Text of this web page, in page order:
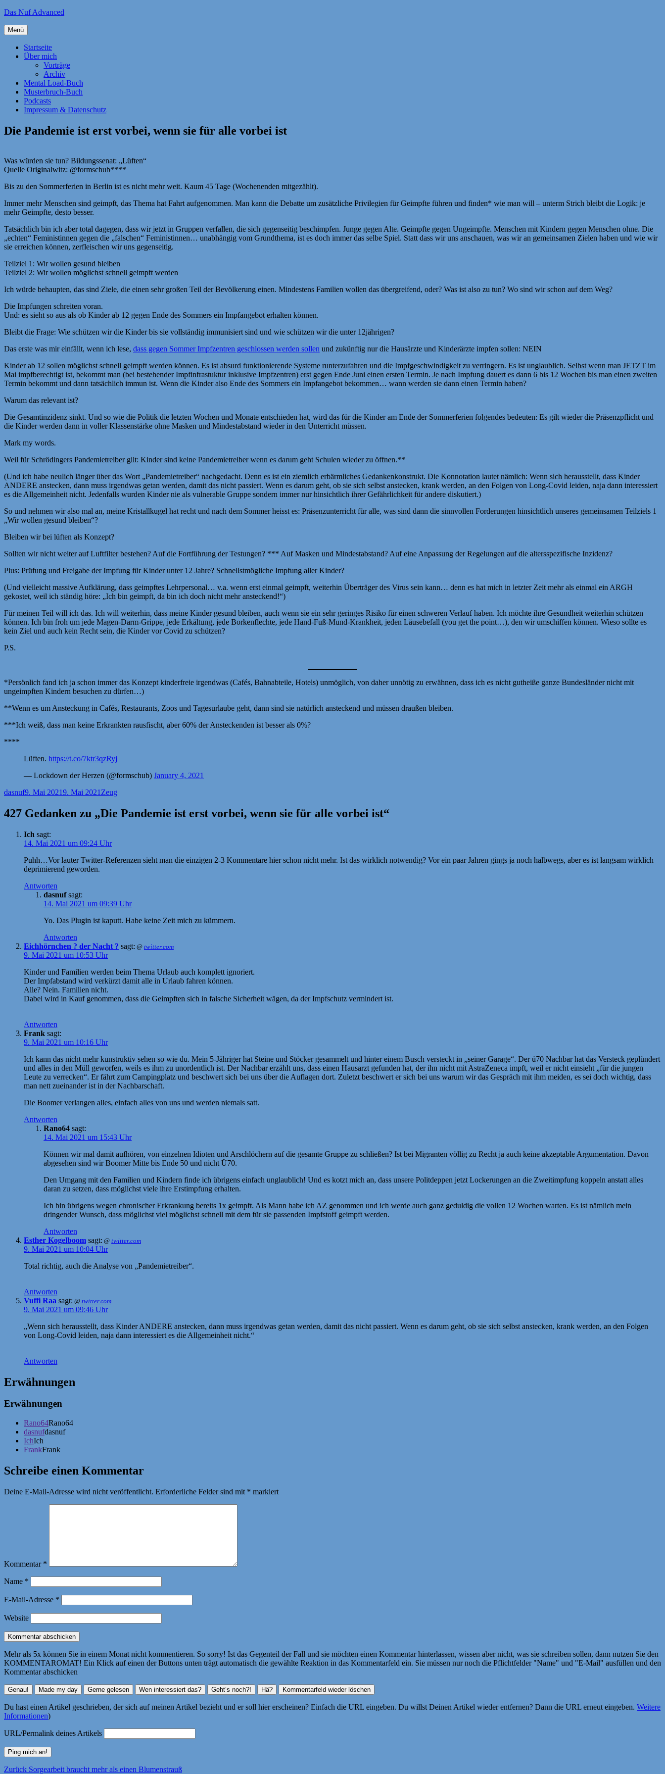
Zum
springen
Das Nuf Advanced
Menü
Startseite
Über mich
Vorträge
Archiv
Mental Load-Buch
Musterbruch-Buch
Podcasts
Impressum & Datenschutz
Die Pandemie ist erst vorbei, wenn sie für alle vorbei ist
Was würden sie tun? Bildungssenat: „Lüften“
Quelle Originalwitz: @formschub****
Bis zu den Sommerferien in Berlin ist es nicht mehr weit. Kaum 45 Tage (Wochenenden mitgezählt).
Immer mehr Menschen sind geimpft, das Thema hat Fahrt aufgenommen. Man kann die Debatte um zusätzliche Privilegien für Geimpfte führen und finden* wie man will – unterm Strich bleibt die Logik: je
mehr Geimpfte, desto besser.
Tatsächlich bin ich aber total dagegen, dass wir jetzt in Gruppen verfallen, die sich gegenseitig beschimpfen. Junge gegen Alte. Geimpfte gegen Ungeimpfte. Menschen mit Kindern gegen Menschen ohne. Die
„echten“ Feministinnen gegen die „falschen“ Feministinnen… unabhängig vom Grundthema, ist es doch immer das selbe Spiel. Statt dass wir uns anschauen, was wir an gemeinsamen Zielen haben und wie wir
sie erreichen können, zerfleischen wir uns gegenseitig.
Teilziel 1: Wir wollen gesund bleiben
Teilziel 2: Wir wollen möglichst schnell geimpft werden
Ich würde behaupten, das sind Ziele, die einen sehr großen Teil der Bevölkerung einen. Mindestens Familien wollen das übergreifend, oder? Was ist also zu tun? Wo sind wir schon auf dem Weg?
Die Impfungen schreiten voran.
Und: es sieht so aus als ob Kinder ab 12 gegen Ende des Sommers ein Impfangebot erhalten können.
Bleibt die Frage: Wie schützen wir die Kinder bis sie vollständig immunisiert sind und wie schützen wir die unter 12jährigen?
Das erste was mir einfällt, wenn ich lese, dass gegen Sommer Impfzentren geschlossen werden sollen und zukünftig nur die Hausärzte und Kinderärzte impfen sollen: NEIN
Kinder ab 12 sollen möglichst schnell geimpft werden können. Es ist absurd funktionierende Systeme runterzufahren und die Impfgeschwindigkeit zu verringern. Es ist unglaublich. Selbst wenn man JETZT im
Mai impfberechtigt ist, bekommt man (bei bestehender Impfinfrastuktur inklusive Impfzentren) erst gegen Ende Juni einen ersten Termin. Je nach Impfung dauert es dann 6 bis 12 Wochen bis man einen zweiten
Termin bekommt und dann tatsächlich immun ist. Wenn die Kinder also Ende des Sommers ein Impfangebot bekommen… wann werden sie dann einen Termin haben?
Warum das relevant ist?
Die Gesamtinzidenz sinkt. Und so wie die Politik die letzten Wochen und Monate entschieden hat, wird das für die Kinder am Ende der Sommerferien folgendes bedeuten: Es gilt wieder die Präsenzpflicht und
die Kinder werden dann in voller Klassenstärke ohne Masken und Mindestabstand wieder in den Unterricht müssen.
Mark my words.
Weil für Schrödingers Pandemietreiber gilt: Kinder sind keine Pandemietreiber wenn es darum geht Schulen wieder zu öffnen.**
(Und ich habe neulich länger über das Wort „Pandemietreiber“ nachgedacht. Denn es ist ein ziemlich erbärmliches Gedankenkonstrukt. Die Konnotation lautet nämlich: Wenn sich herausstellt, dass Kinder
ANDERE anstecken, dann muss irgendwas getan werden, damit das nicht passiert. Wenn es darum geht, ob sie sich selbst anstecken, krank werden, an den Folgen von Long-Covid leiden, naja dann interessiert
es die Allgemeinheit nicht. Jedenfalls wurden Kinder nie als vulnerable Gruppe sondern immer nur hinsichtlich ihrer Gefährlichkeit für andere diskutiert.)
So und nehmen wir also mal an, meine Kristallkugel hat recht und nach dem Sommer heisst es: Präsenzunterricht für alle, was sind dann die sinnvollen Forderungen hinsichtlich unseres gemeinsamen Teilziels 1
„Wir wollen gesund bleiben“?
Bleiben wir bei lüften als Konzept?
Sollten wir nicht weiter auf Luftfilter bestehen? Auf die Fortführung der Testungen? *** Auf Masken und Mindestabstand? Auf eine Anpassung der Regelungen auf die altersspezifische Inzidenz?
Plus: Prüfung und Freigabe der Impfung für Kinder unter 12 Jahre? Schnellstmögliche Impfung aller Kinder?
(Und vielleicht massive Aufklärung, dass geimpftes Lehrpersonal… v.a. wenn erst einmal geimpft, weiterhin Überträger des Virus sein kann… denn es hat mich in letzter Zeit mehr als einmal ein ARGH
gekostet, weil ich ständig höre: „Ich bin geimpft, da bin ich doch nicht mehr ansteckend!“)
Für meinen Teil will ich das. Ich will weiterhin, dass meine Kinder gesund bleiben, auch wenn sie ein sehr geringes Risiko für einen schweren Verlauf haben. Ich möchte ihre Gesundheit weiterhin schützen
können. Ich bin froh um jede Magen-Darm-Grippe, jede Erkältung, jede Borkenflechte, jede Hand-Fuß-Mund-Krankheit, jeden Läusebefall (you get the point…), den wir umschiffen können. Wieso sollte es
kein Ziel und auch kein Recht sein, die Kinder vor Covid zu schützen?
P.S.
*Persönlich fand ich ja schon immer das Konzept kinderfreie irgendwas (Cafés, Bahnabteile, Hotels) unmöglich, von daher unnötig zu erwähnen, dass ich es nicht gutheiße ganze Bundesländer nicht mit
ungeimpften Kindern besuchen zu dürfen…)
**Wenn es um Ansteckung in Cafés, Restaurants, Zoos und Tagesurlaube geht, dann sind sie natürlich ansteckend und müssen draußen bleiben.
***Ich weiß, dass man keine Erkrankten rausfischt, aber 60% der Ansteckenden ist besser als 0%?
****
Lüften. https://t.co/7ktr3qzRyj
— Lockdown der Herzen (@formschub) January 4, 2021
Autor
dasnufVeröffentlicht
9. Mai 20219. Mai 2021 Kategorien
Zeug
427 Gedanken zu „Die Pandemie ist erst vorbei, wenn sie für alle vorbei ist“
Ich sagt:
14. Mai 2021 um 09:24 Uhr
Puhh…Vor lauter Twitter-Referenzen sieht man die einzigen 2-3 Kommentare hier schon nicht mehr. Ist das wirklich notwendig? Vor ein paar Jahren gings ja noch halbwegs, aber es ist langsam wirklich
deprimierend geworden.
Antworten
dasnuf sagt:
14. Mai 2021 um 09:39 Uhr
Yo. Das Plugin ist kaputt. Habe keine Zeit mich zu kümmern.
Antworten
Eichhörnchen ? der Nacht ? sagt: @ twitter.com
9. Mai 2021 um 10:53 Uhr
Kinder und Familien werden beim Thema Urlaub auch komplett ignoriert.
Der Impfabstand wird verkürzt damit alle in Urlaub fahren können.
Alle? Nein. Familien nicht.
Dabei wird in Kauf genommen, dass die Geimpften sich in falsche Sicherheit wägen, da der Impfschutz vermindert ist.
Antworten
Frank sagt:
9. Mai 2021 um 10:16 Uhr
Ich kann das nicht mehr kunstruktiv sehen so wie du. Mein 5-Jähriger hat Steine und Stöcker gesammelt und hinter einem Busch versteckt in „seiner Garage“. Der ü70 Nachbar hat das Versteck geplündert
und alles in den Müll geworfen, weils es ihm zu unordentlich ist. Der Nachbar erzählt uns, dass einen Hausarzt gefunden hat, der ihn nicht mit AstraZeneca impft, weil er nicht einsieht „für die jungen
Leute zu verrecken“. Er fährt zum Campingplatz und beschwert sich bei uns über die Auflagen dort. Zuletzt beschwert er sich bei uns warum wir das Gespräch mit ihm meiden, es sei doch wichtig, dass
man nett zueinander ist in der Nachbarschaft.
Die Boomer verlangen alles, einfach alles von uns und werden niemals satt.
Antworten
Rano64 sagt:
14. Mai 2021 um 15:43 Uhr
Können wir mal damit aufhören, von einzelnen Idioten und Arschlöchern auf die gesamte Gruppe zu schließen? Ist bei Migranten völlig zu Recht ja auch keine akzeptable Argumentation. Davon
abgesehen sind wir Boomer Mitte bis Ende 50 und nicht Ü70.
Den Umgang mit den Familien und Kindern finde ich übrigens einfach unglaublich! Und es kotzt mich an, dass unsere Politdeppen jetzt Lockerungen an die Zweitimpfung koppeln anstatt alles
daran zu setzen, dass möglichst viele ihre Erstimpfung erhalten.
Ich bin übrigens wegen chronischer Erkrankung bereits 1x geimpft. Als Mann habe ich AZ genommen und ich werde auch ganz geduldig die vollen 12 Wochen warten. Es ist nämlich mein
dringender Wunsch, dass möglichst viel möglichst schnell mit dem für sie passenden Impfstoff geimpft werden.
Antworten
Esther Kogelboom sagt: @ twitter.com
9. Mai 2021 um 10:04 Uhr
Total richtig, auch die Analyse von „Pandemietreiber“.
Antworten
Vuffi Raa sagt: @ twitter.com
9. Mai 2021 um 09:46 Uhr
„Wenn sich herausstellt, dass Kinder ANDERE anstecken, dann muss irgendwas getan werden, damit das nicht passiert. Wenn es darum geht, ob sie sich selbst anstecken, krank werden, an den Folgen
von Long-Covid leiden, naja dann interessiert es die Allgemeinheit nicht.“
Antworten
Erwähnungen
Erwähnungen
Rano64Rano64
dasnufdasnuf
IchIch
FrankFrank
Schreibe einen Kommentar
Deine E-Mail-Adresse wird nicht veröffentlicht. Erforderliche Felder sind mit * markiert
Kommentar *
Name *
E-Mail-Adresse *
Website
Mehr als 5x können Sie in einem Monat nicht kommentieren. So sorry! Ist das Gegenteil der Fall und sie möchten einen Kommentar hinterlassen, wissen aber nicht, was sie schreiben sollen, dann nutzen Sie den
KOMMENTAROMAT! Ein Klick auf einen der Buttons unten trägt automatisch die gewählte Reaktion in das Kommentarfeld ein. Sie müssen nur noch die Pflichtfelder "Name" und "E-Mail" ausfüllen und den
Kommentar abschicken
Du hast einen Artikel geschrieben, der sich auf meinen Artikel bezieht und er soll hier erscheinen? Einfach die URL eingeben. Du willst Deinen Artikel wieder entfernen? Dann die URL erneut eingeben. Weitere
Informationen)
URL/Permalink deines Artikels
Beitragsnavigation
Zurück Vorheriger
Sorgearbeit braucht mehr als einen Blumenstrauß